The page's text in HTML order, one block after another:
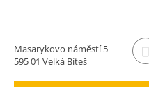
Masarykovo náměstí 5
595 01 Velká Bíteš